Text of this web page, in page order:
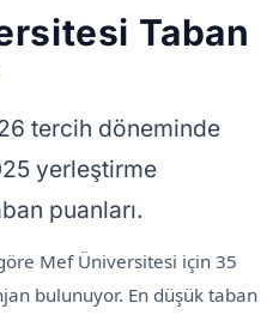
Taban
tercih döneminde
yerleştirme
puanları.
Mef Üniversitesi için 35
bulunuyor. En düşük taban